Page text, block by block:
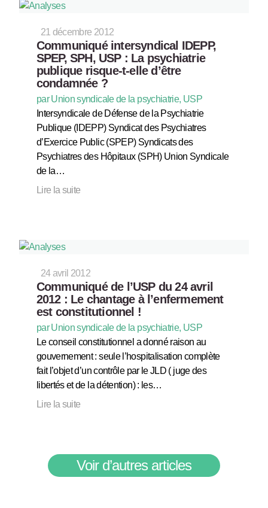
21 décembre 2012
Communiqué intersyndical IDEPP,
SPEP, SPH, USP : La psychiatrie
publique risque-t-elle d’être
condamnée ?
par Union syndicale de la psychiatrie, USP
Intersyndicale de Défense de la Psychiatrie
Publique (IDEPP) Syndicat des Psychiatres
d’Exercice Public (SPEP) Syndicats des
Psychiatres des Hôpitaux (SPH) Union Syndicale
de la…
Lire la suite
24 avril 2012
Communiqué de l’USP du 24 avril
2012 : Le chantage à l’enfermement
est constitutionnel !
par Union syndicale de la psychiatrie, USP
Le conseil constitutionnel a donné raison au
gouvernement : seule l’hospitalisation complète
fait l’objet d’un contrôle par le JLD ( juge des
libertés et de la détention) : les…
Lire la suite
Voir d’autres articles